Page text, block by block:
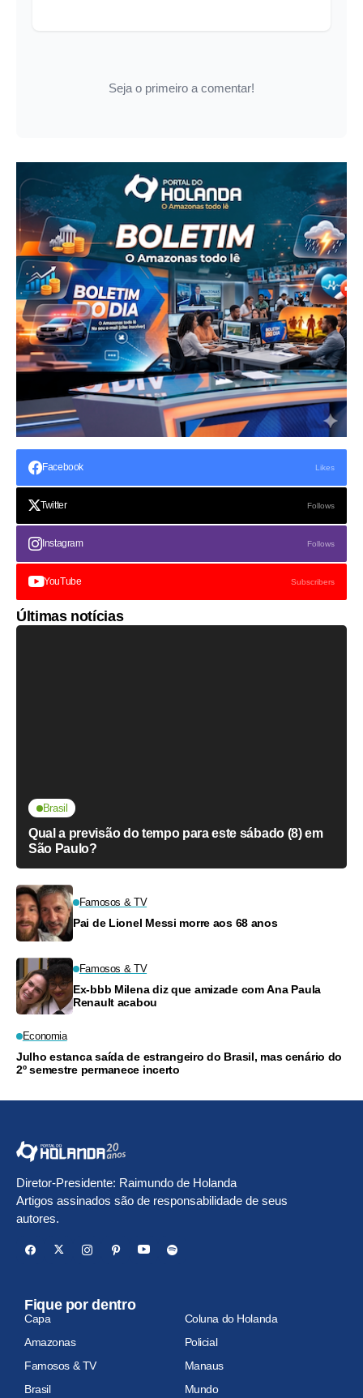
Seja o primeiro a comentar!
Facebook Likes
Twitter Follows
Instagram Follows
YouTube Subscribers
Últimas notícias
Brasil
Qual a previsão do tempo para este sábado (8) em
São Paulo?
Famosos & TV
Pai de Lionel Messi morre aos 68 anos
Famosos & TV
Ex-bbb Milena diz que amizade com Ana Paula
Renault acabou
Economia
Julho estanca saída de estrangeiro do Brasil, mas cenário do
2º semestre permanece incerto
Diretor-Presidente: Raimundo de Holanda
Artigos assinados são de responsabilidade de seus
autores.
Fique por dentro
Capa
Coluna do Holanda
Amazonas
Policial
Famosos & TV
Manaus
Brasil
Mundo